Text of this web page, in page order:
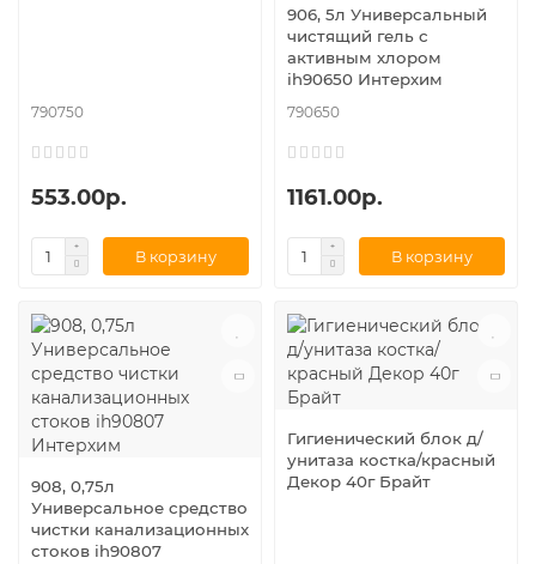
790750
553.00р.
В корзину
906, 5л Универсальный
чистящий гель с
активным хлором
ih90650 Интерхим
790650
1161.00р.
В корзину
908, 0,75л
Универсальное средство
чистки канализационных
стоков ih90807
Гигиенический блок д/
унитаза костка/красный
Декор 40г Брайт